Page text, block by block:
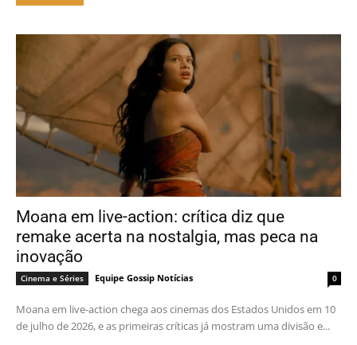
Moana em live-action: crítica diz que
remake acerta na nostalgia, mas peca na
inovação
Cinema e Séries Equipe Gossip Notícias 0
Moana em live-action chega aos cinemas dos Estados Unidos em 10
de julho de 2026, e as primeiras críticas já mostram uma divisão e...